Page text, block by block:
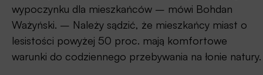
Uzasadnienie:
Tereny zieleni i wód, a wśród nich lasy to kategoria
terenów, na których celem gospodarowania nie
wypoczynku dla mieszkańców – mówi Bohdan
Ważyński. – Należy sądzić, że mieszkańcy miast o
lesistości powyżej 50 proc. mają komfortowe
warunki do codziennego przebywania na łonie natury.